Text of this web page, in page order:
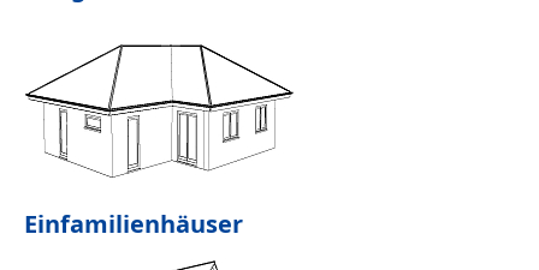
Einfamilienhäuser